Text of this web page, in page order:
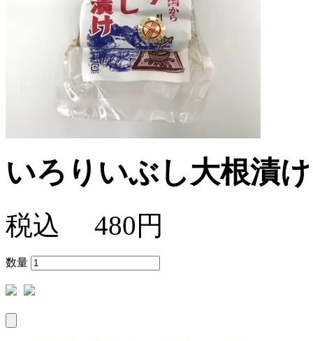
いろりいぶし大根漬け
税込 480円
数量